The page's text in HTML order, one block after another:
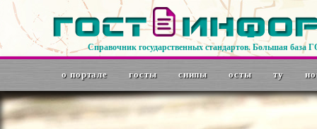
Справочник государственных стандартов. Большая база
о портале госты снипы осты ту